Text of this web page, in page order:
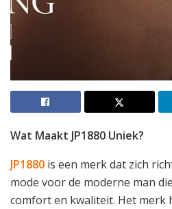
Wat Maakt JP1880 Uniek?
JP1880 is een merk dat zich
mode voor de moderne man
comfort en kwaliteit. Het merk